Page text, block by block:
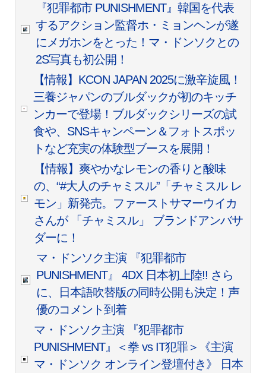
『犯罪都市 PUNISHMENT』韓国を代表
するアクション監督ホ・ミョンヘンが遂
にメガホンをとった！マ・ドンソクとの
2S写真も初公開！
【情報】KCON JAPAN 2025に激辛旋風！
三養ジャパンのブルダックが初のキッチ
ンカーで登場！ブルダックシリーズの試
食や、SNSキャンペーン＆フォトスポッ
トなど充実の体験型ブースを展開！
【情報】爽やかなレモンの香りと酸味
の、“#大人のチャミスル”「チャミスル レ
モン」新発売。ファーストサマーウイカ
さんが 「チャミスル」 ブランドアンバサ
ダーに！
マ・ドンソク主演 『犯罪都市
PUNISHMENT』 4DX 日本初上陸!! さら
に、日本語吹替版の同時公開も決定！声
優のコメント到着
マ・ドンソク主演 『犯罪都市
PUNISHMENT』＜拳 vs IT犯罪＞《主演
マ・ドンソク オンライン登壇付き》 日本